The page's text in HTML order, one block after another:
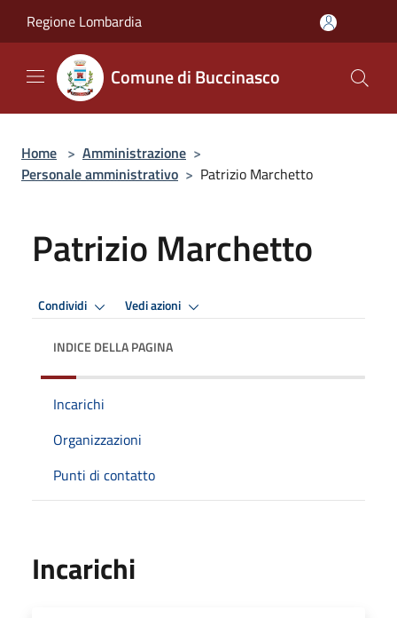
Regione Lombardia
Comune di Buccinasco
Home > Amministrazione >
Personale amministrativo > Patrizio Marchetto
Patrizio Marchetto
Condividi Vedi azioni
INDICE DELLA PAGINA
Incarichi
Organizzazioni
Punti di contatto
Incarichi